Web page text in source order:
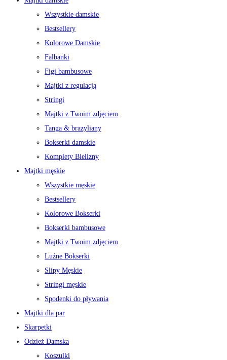
Wszystkie damskie
Bestsellery
Kolorowe Damskie
Falbanki
Figi bambusowe
Majtki z regulacją
Stringi
Majtki z Twoim zdjęciem
Tanga & brazyliany
Bokserki damskie
Komplety Bielizny
Majtki męskie
Wszystkie męskie
Bestsellery
Kolorowe Bokserki
Bokserki bambusowe
Majtki z Twoim zdjęciem
Luźne Bokserki
Slipy Męskie
Stringi męskie
Spodenki do pływania
Majtki dla par
Skarpetki
Odzież Damska
Koszulki